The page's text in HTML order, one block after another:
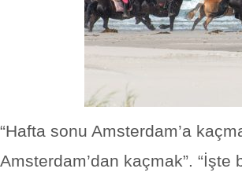
“Hafta sonu Amsterdam’a
Amsterdam’dan kaçmak”.